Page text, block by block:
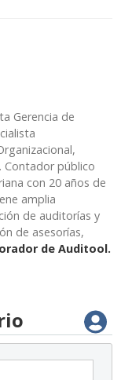
Gerencia de
Contador público
con 20 años de
amplia
de auditorías y
de asesorías,
de Auditool.